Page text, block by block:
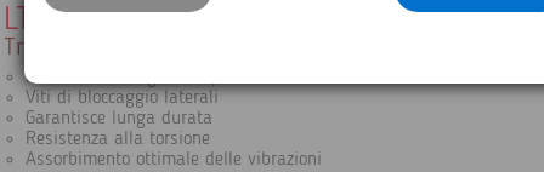
LT2
Treppiede pesante in legno a testa piatta
Robusto con cinghia a spalla
Viti di bloccaggio laterali
Garantisce lunga durata
Resistenza alla torsione
Assorbimento ottimale delle vibrazioni